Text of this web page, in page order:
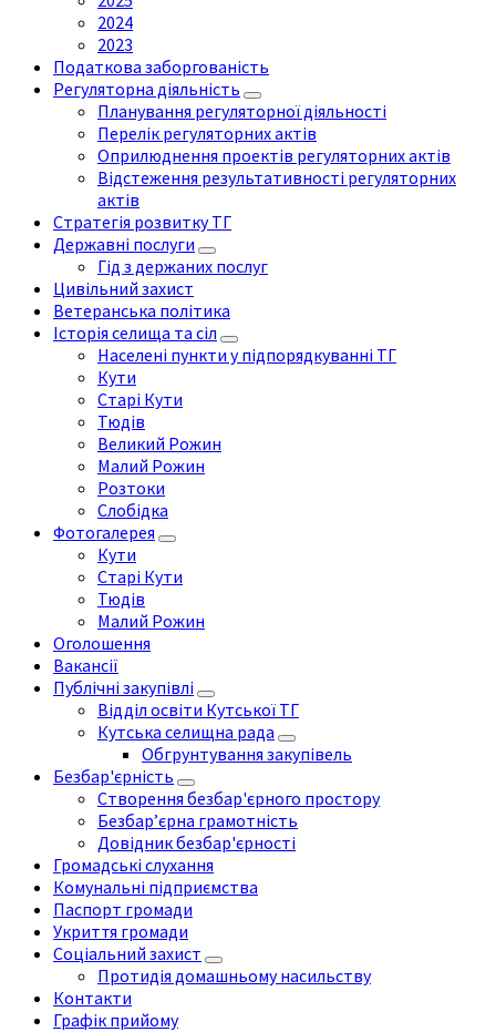
2024
2023
Податкова заборгованість
Регуляторна діяльність
Планування регуляторної діяльності
Перелік регуляторних актів
Оприлюднення проектів регуляторних актів
Відстеження результативності регуляторних
актів
Стратегія розвитку ТГ
Державні послуги
Гід з держаних послуг
Цивільний захист
Ветеранська політика
Історія селища та сіл
Населені пункти у підпорядкуванні ТГ
Кути
Старі Кути
Тюдів
Великий Рожин
Малий Рожин
Розтоки
Слобідка
Фотогалерея
Кути
Старі Кути
Тюдів
Малий Рожин
Оголошення
Вакансії
Публічні закупівлі
Відділ освіти Кутської ТГ
Кутська селищна рада
Обгрунтування закупівель
Безбар'єрність
Створення безбар'єрного простору
Безбар’єрна грамотність
Довідник безбар'єрності
Громадські слухання
Комунальні підприємства
Паспорт громади
Укриття громади
Соціальний захист
Протидія домашньому насильству
Контакти
Графік прийому